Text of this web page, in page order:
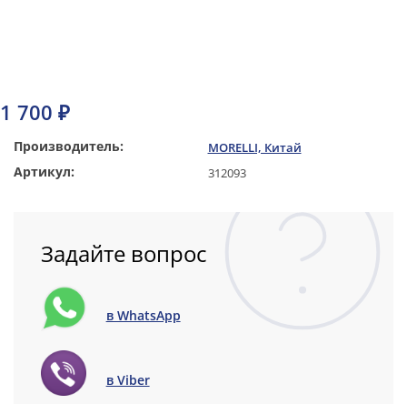
Производитель: MORELLI, Китай
Артикул: 312093
1 700 ₽
Задайте вопрос
в WhatsApp
в Viber